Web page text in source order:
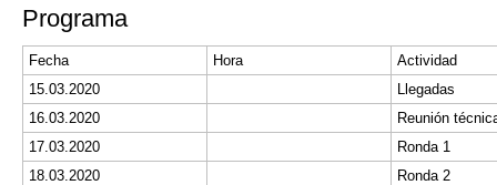
Programa
Fecha Hora
Actividad
15.03.2020
Llegadas
16.03.2020
17.03.2020
Ronda 1
18.03.2020
Ronda 2